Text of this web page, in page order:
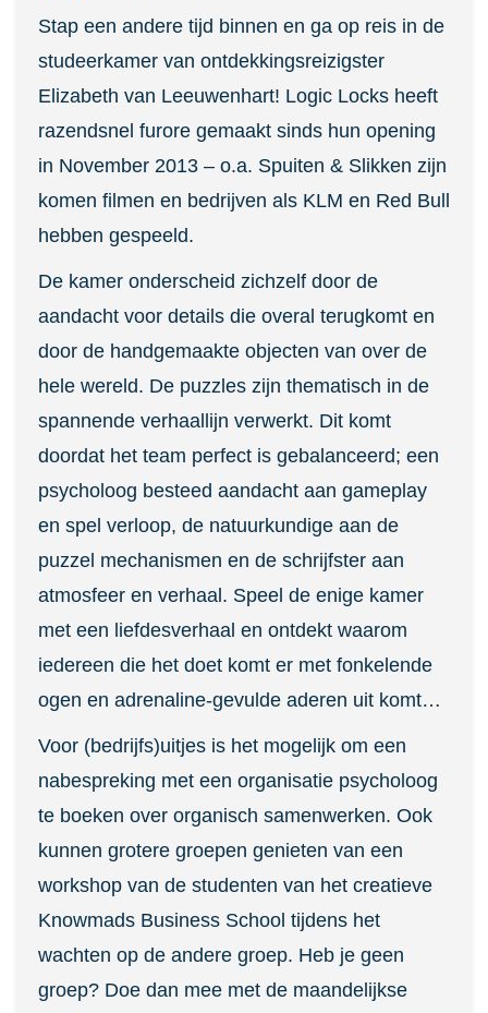
Stap een andere tijd binnen en ga op reis in de
studeerkamer van ontdekkingsreizigster
Elizabeth van Leeuwenhart! Logic Locks heeft
razendsnel furore gemaakt sinds hun opening
in November 2013 – o.a. Spuiten & Slikken zijn
komen filmen en bedrijven als KLM en Red Bull
hebben gespeeld.
De kamer onderscheid zichzelf door de
aandacht voor details die overal terugkomt en
door de handgemaakte objecten van over de
hele wereld. De puzzles zijn thematisch in de
spannende verhaallijn verwerkt. Dit komt
doordat het team perfect is gebalanceerd; een
psycholoog besteed aandacht aan gameplay
en spel verloop, de natuurkundige aan de
puzzel mechanismen en de schrijfster aan
atmosfeer en verhaal. Speel de enige kamer
met een liefdesverhaal en ontdekt waarom
iedereen die het doet komt er met fonkelende
ogen en adrenaline-gevulde aderen uit komt…
Voor (bedrijfs)uitjes is het mogelijk om een
nabespreking met een organisatie psycholoog
te boeken over organisch samenwerken. Ook
kunnen grotere groepen genieten van een
workshop van de studenten van het creatieve
Knowmads Business School tijdens het
wachten op de andere groep. Heb je geen
groep? Doe dan mee met de maandelijkse